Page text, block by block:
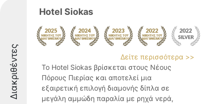
Διακριθέντες
Hotel Siokas
Δείτε περισσότερα >>
Το Hotel Siokas βρίσκεται στους Νέους
Πόρους Πιερίας και αποτελεί μια
εξαιρετική επιλογή διαμονής δίπλα σε
μεγάλη αμμώδη παραλία με ρηχά νερά,